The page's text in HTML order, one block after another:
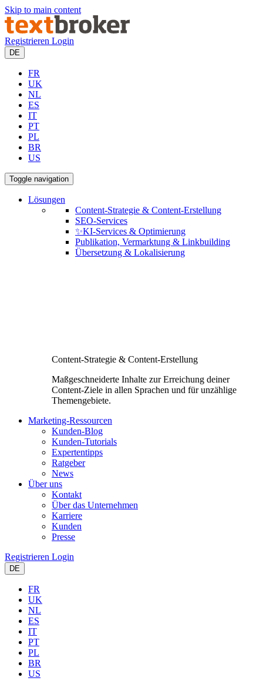
Skip to main content
Registrieren Login
DE
FR
UK
NL
ES
IT
PT
PL
BR
US
Toggle navigation
Lösungen
Content-Strategie & Content-Erstellung
SEO-Services
✨KI-Services & Optimierung
Publikation, Vermarktung & Linkbuilding
Übersetzung & Lokalisierung
Content-Strategie & Content-Erstellung
Maßgeschneiderte Inhalte zur Erreichung deiner
Content-Ziele in allen Sprachen und für unzählige
Themengebiete.
Marketing-Ressourcen
Kunden-Blog
Kunden-Tutorials
Expertentipps
Ratgeber
News
Über uns
Kontakt
Über das Unternehmen
Karriere
Kunden
Presse
Registrieren Login
DE
FR
UK
NL
ES
IT
PT
PL
BR
US